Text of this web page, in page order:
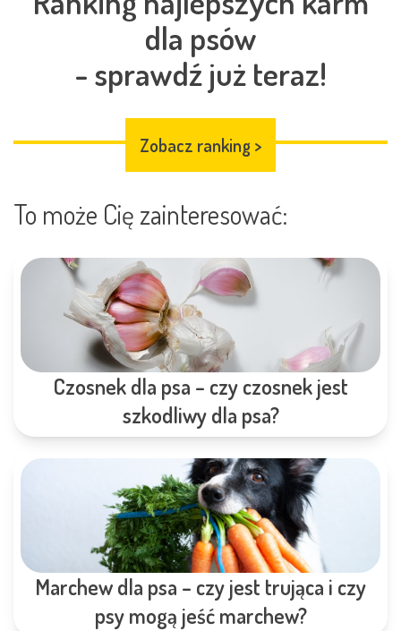
dla psów
- sprawdź już teraz!
Zobacz ranking >
To może Cię zainteresować:
Czosnek dla psa – czy czosnek jest
szkodliwy dla psa?
Marchew dla psa – czy jest trująca i czy
psy mogą jeść marchew?